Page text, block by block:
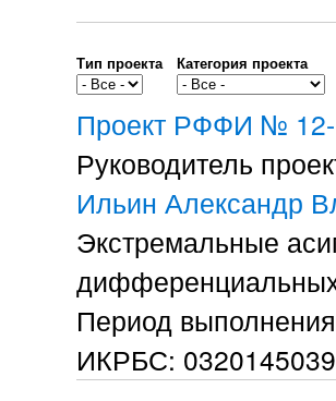
Тип проекта Категория проекта
Проект РФФИ № 12-
Руководитель
Ильин Александр
Экстремальные
Период
ИКРБС: